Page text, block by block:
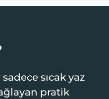
sıcak yaz
pratik